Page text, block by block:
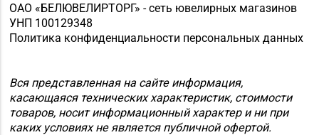
ОАО «БЕЛЮВЕЛИРТОРГ» - сеть ювелирных магазинов
УНП 100129348
Политика конфиденциальности персональных данных
Вся представленная на сайте информация,
касающаяся технических характеристик, стоимости
товаров, носит информационный характер и ни при
каких условиях не является публичной офертой.